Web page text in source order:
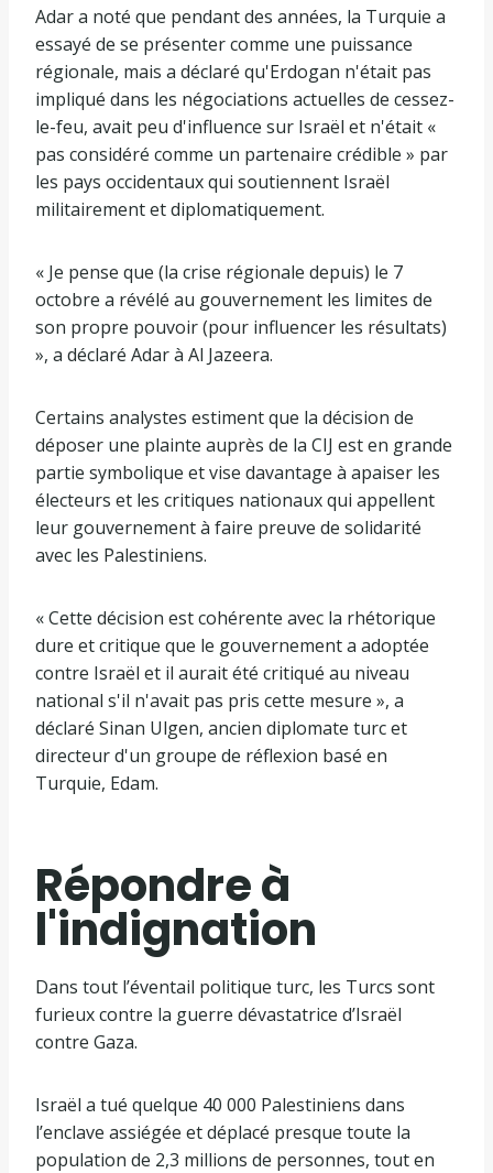
Adar a noté que pendant des années, la Turquie a
essayé de se présenter comme une puissance
régionale, mais a déclaré qu'Erdogan n'était pas
impliqué dans les négociations actuelles de cessez-
le-feu, avait peu d'influence sur Israël et n'était «
pas considéré comme un partenaire crédible » par
les pays occidentaux qui soutiennent Israël
militairement et diplomatiquement.
« Je pense que (la crise régionale depuis) ​​le 7
octobre a révélé au gouvernement les limites de
son propre pouvoir (pour influencer les résultats)
», a déclaré Adar à Al Jazeera.
Certains analystes estiment que la décision de
déposer une plainte auprès de la CIJ est en grande
partie symbolique et vise davantage à apaiser les
électeurs et les critiques nationaux qui appellent
leur gouvernement à faire preuve de solidarité
avec les Palestiniens.
« Cette décision est cohérente avec la rhétorique
dure et critique que le gouvernement a adoptée
contre Israël et il aurait été critiqué au niveau
national s'il n'avait pas pris cette mesure », a
déclaré Sinan Ulgen, ancien diplomate turc et
directeur d'un groupe de réflexion basé en
Turquie, Edam.
Répondre à
l'indignation
Dans tout l’éventail politique turc, les Turcs sont
furieux contre la guerre dévastatrice d’Israël
contre Gaza.
Israël a tué quelque 40 000 Palestiniens dans
l’enclave assiégée et déplacé presque toute la
population de 2,3 millions de personnes, tout en